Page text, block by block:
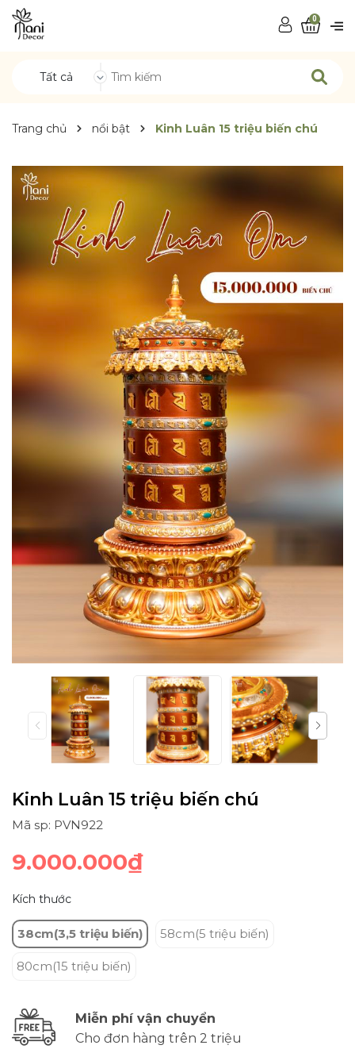
Tất cả
0
Trang chủ nổi bật Kinh Luân 15 triệu biến chú
Kinh Luân 15 triệu biến chú
Mã sp: PVN922
9.000.000₫
Kích thước
38cm(3,5 triệu biến) 58cm(5 triệu biến)
80cm(15 triệu biến)
Miễn phí vận chuyển
Cho đơn hàng trên 2 triệu